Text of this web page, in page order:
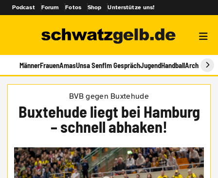
Podcast Forum Fotos Shop Unterstütze uns!
MännerFrauenAmasUnsa SenfIm GesprächJugendHandballArchiv
BVB gegen Buxtehude
Buxtehude liegt bei Hamburg
– schnell abhaken!